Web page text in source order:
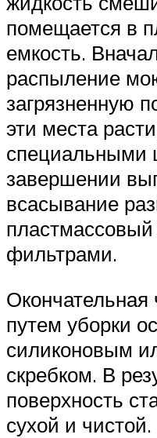
помещается в
емкость.
распыление
загрязненную
эти места
специальными
завершении
всасывание
пластмассовый
фильтрами.
Окончательная
путем уборки
силиконовым
скребком. В
поверхность
сухой и чистой.